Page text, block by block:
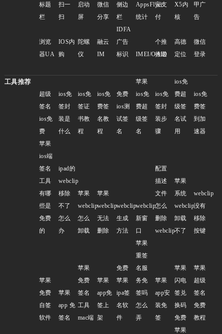
标题
栏
扫一
扫
启动
屏
微信
分享
侧边
栏
AppsFlyer
统计
宝支
付
X5内
核
甲广
告
浏览
器UA
IOS内
购
陀螺
仪
融云
IM
IDFA
广告
标识
IMEI/OAID
个推
推送
高德
定位
微信
登录
工具推荐
超级
签名
ios免
费
ios免
签封
装是
什么
ios免
签证
书教
程
ios免
费签
名教
程
免费
ios测
试签
名
苹果
ios免
费超
级签
名
ios免
签封
装步
骤
ios免
费超
级签
名试
用
ios免
费签
到加
速器
苹果
ios端
签名
工具
有哪
些是
免费
的
ipad的
webclip
移除
不了
怎么
办
苹果
webclip
怎么
卸载
苹果
webclip
无法
删除
webclip
生成
方法
webclip
新窗
口
配置
描述
文件
怎么
删除
webclip
苹果
系统
webclip
卸载
不了
webclip
没有
移除
按键
苹果
免费
自签
软件
苹果
app 免
签名
苹果
免费
签名
工具
mac端
苹果
app免
签上
架
免费
苹果
ipa签
名软
件
苹果
重签
名服
务免
签吗
怎么
弄
苹果
app安
装免
签
苹果
闪电
签兑
换码
免费
苹果
超级
签名
免费
教程
苹果